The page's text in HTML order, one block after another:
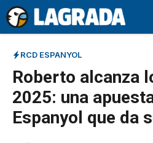
Saltar
al
contenido
RCD ESPANYOL
Roberto alcanza
2025: una
Espanyol que da